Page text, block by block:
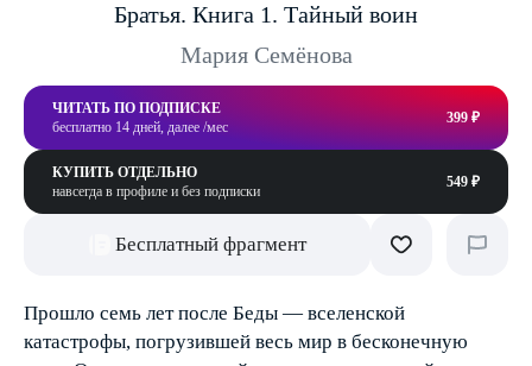
Братья. Книга 1. Тайный воин
Мария Семёнова
ЧИТАТЬ ПО ПОДПИСКЕ
бесплатно 14 дней, далее /мес
399 ₽
КУПИТЬ ОТДЕЛЬНО
навсегда в профиле и без подписки
549 ₽
Бесплатный фрагмент
Прошло семь лет после Беды — вселенской
катастрофы, погрузившей весь мир в бесконечную